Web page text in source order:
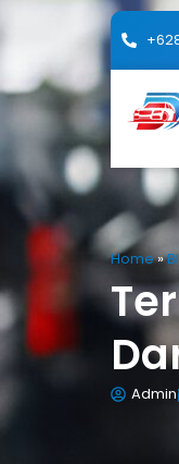
Home»
Admin